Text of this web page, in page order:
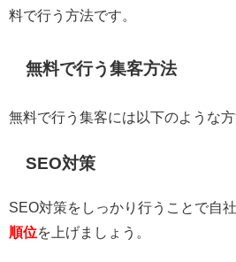
料で行う方法です。
無料で行う集客方法
無料で行う集客には以下のような方
SEO対策
SEO対策をしっかり行うことで自
順位を上げましょう。